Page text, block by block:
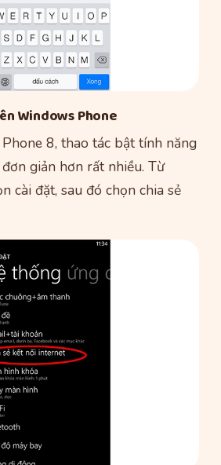
Windows Phone
8, thao tác bật tính năng
giản hơn rất nhiều. Từ
cài đặt, sau đó chọn chia sẻ